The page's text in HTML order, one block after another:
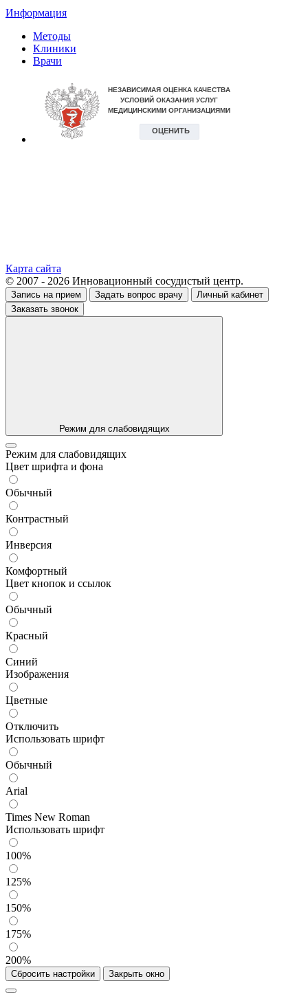
Информация
Методы
Клиники
Врачи
Карта сайта
© 2007 - 2026 Инновационный сосудистый центр.
Запись на прием Задать вопрос врачу
Личный кабинет
Заказать звонок
Режим для слабовидящих
Режим для слабовидящих
Цвет шрифта и фона
Обычный
Контрастный
Инверсия
Комфортный
Цвет кнопок и ссылок
Обычный
Красный
Синий
Изображения
Цветные
Отключить
Использовать шрифт
Обычный
Arial
Times New Roman
Использовать шрифт
100%
125%
150%
175%
200%
Сбросить настройки Закрыть окно